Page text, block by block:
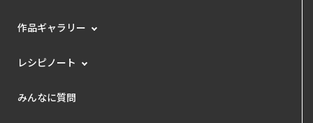
作品ギャラリー
レシピノート
みんなに質問